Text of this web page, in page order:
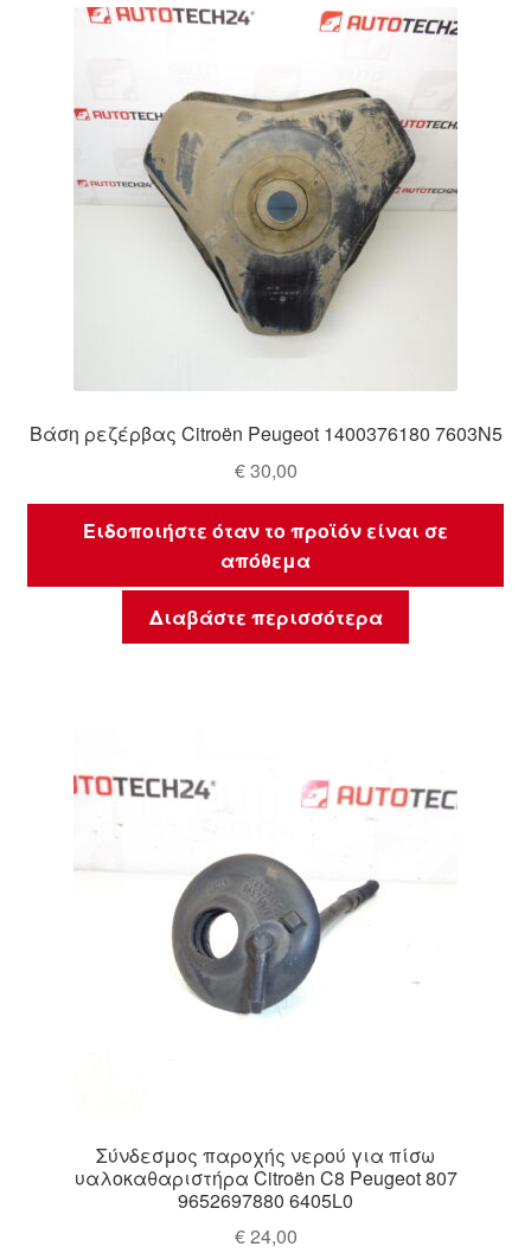
Βάση ρεζέρβας Citroën Peugeot 1400376180 7603N5
€30,00
Ειδοποιήστε όταν το προϊόν είναι σε
απόθεμα
Διαβάστε περισσότερα
Σύνδεσμος παροχής νερού για πίσω
υαλοκαθαριστήρα Citroën C8 Peugeot 807
9652697880 6405L0
€24,00